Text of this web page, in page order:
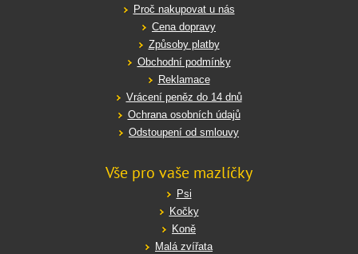
Proč nakupovat u nás
Cena dopravy
Způsoby platby
Obchodní podmínky
Reklamace
Vrácení peněz do 14 dnů
Ochrana osobních údajů
Odstoupení od smlouvy
Vše pro vaše mazlíčky
Psi
Kočky
Koně
Malá zvířata